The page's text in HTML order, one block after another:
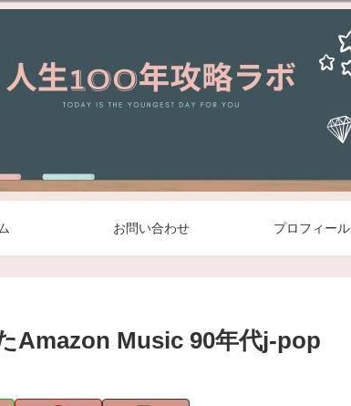
お問い合わせ プロフィール
Amazon Music 90年代j-pop